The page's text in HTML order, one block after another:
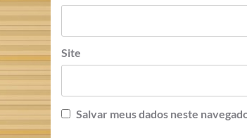
Site
Salvar meus dados neste